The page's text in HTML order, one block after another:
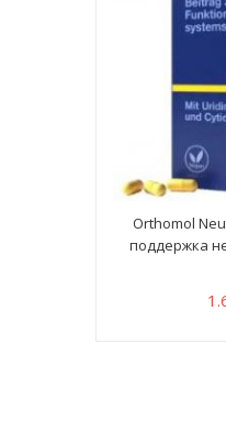
Orthomol
поддержка